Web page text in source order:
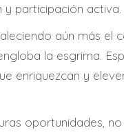
participación activa.
aún más el
la esgrima.
enriquezcan y
oportunidades,